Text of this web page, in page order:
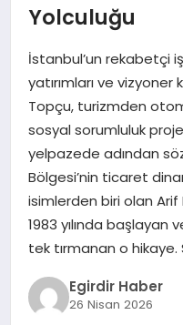
SPOR
TEKNOLOJI
YAŞAM
Yolculuğu
İstanbul’un rekabetçi
yatırımları ve vizyoner
Topçu, turizmden
sosyal sorumluluk
yelpazede adından
Bölgesi’nin ticaret
isimlerden biri olan
1983 yılında başlayan
tek tırmanan o hikaye.
Egirdir Haber
26 Nisan 2026